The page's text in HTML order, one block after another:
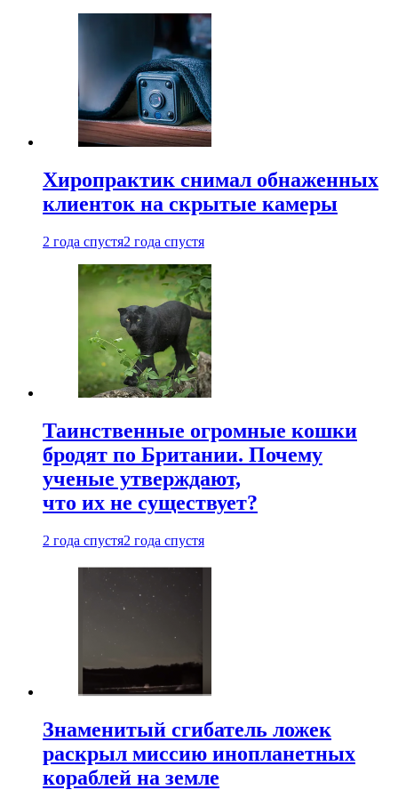
Хиропрактик снимал обнаженных
клиенток на скрытые камеры
2 года спустя2 года спустя
Таинственные огромные кошки
бродят по Британии. Почему
ученые утверждают,
что их не существует?
2 года спустя2 года спустя
Знаменитый сгибатель ложек
раскрыл миссию инопланетных
кораблей на земле